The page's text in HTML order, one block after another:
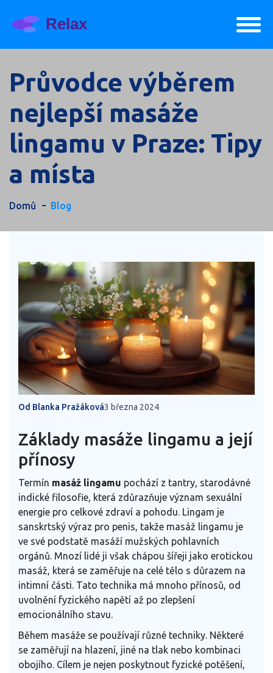
Průvodce výběrem
nejlepší masáže
lingamu v Praze: Tipy
a místa
Domů Blog
Od Blanka Pražáková3 března 2024
Základy masáže lingamu a její
přínosy
Termín masáž lingamu pochází z tantry, starodávné
indické filosofie, která zdůrazňuje význam sexuální
energie pro celkové zdraví a pohodu. Lingam je
sanskrtský výraz pro penis, takže masáž lingamu je
ve své podstatě masáží mužských pohlavních
orgánů. Mnozí lidé ji však chápou šířeji jako erotickou
masáž, která se zaměřuje na celé tělo s důrazem na
intimní části. Tato technika má mnoho přínosů, od
uvolnění fyzického napětí až po zlepšení
emocionálního stavu.
Během masáže se používají různé techniky. Některé
se zaměřují na hlazení, jiné na tlak nebo kombinaci
obojího. Cílem je nejen poskytnout fyzické potěšení,